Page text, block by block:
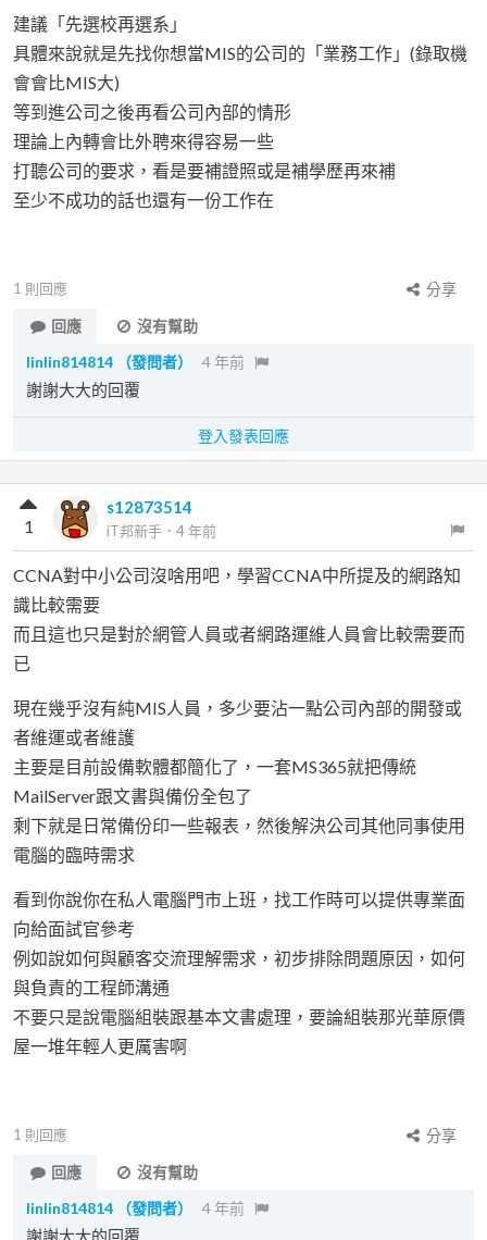
建議「先選校再選系」
具體來說就是先找你想當MIS的公司的「業務工作」(錄取機
會會比MIS大)
等到進公司之後再看公司內部的情形
理論上內轉會比外聘來得容易一些
打聽公司的要求，看是要補證照或是補學歷再來補
至少不成功的話也還有一份工作在
1 則回應
分享
回應
沒有幫助
linlin814814
（發問者） 4 年前
謝謝大大的回覆
登入發表回應
s12873514
iT邦新手 ． 4 年前
1
CCNA對中小公司沒啥用吧，學習CCNA中所提及的網路知
識比較需要
而且這也只是對於網管人員或者網路運維人員會比較需要而
已
現在幾乎沒有純MIS人員，多少要沾一點公司內部的開發或
者維運或者維護
主要是目前設備軟體都簡化了，一套MS365就把傳統
MailServer跟文書與備份全包了
剩下就是日常備份印一些報表，然後解決公司其他同事使用
電腦的臨時需求
看到你說你在私人電腦門市上班，找工作時可以提供專業面
向給面試官參考
例如說如何與顧客交流理解需求，初步排除問題原因，如何
與負責的工程師溝通
不要只是說電腦組裝跟基本文書處理，要論組裝那光華原價
屋一堆年輕人更厲害啊
1 則回應
分享
回應
沒有幫助
linlin814814
（發問者） 4 年前
謝謝大大的回覆